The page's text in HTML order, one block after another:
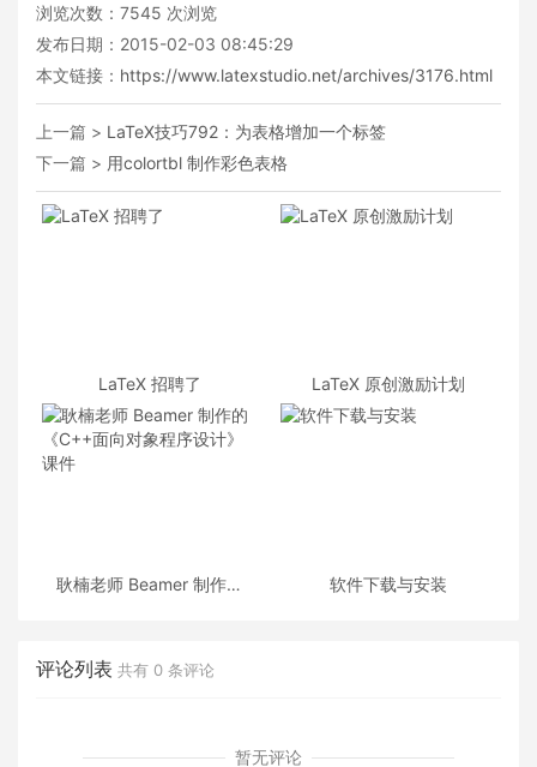
浏览次数： 7545 次浏览
发布日期：2015-02-03 08:45:29
本文链接： https://www.latexstudio.net/archives/3176.html
上一篇 > LaTeX技巧792：为表格增加一个标签
下一篇 > 用colortbl 制作彩色表格
LaTeX 招聘了 LaTeX 原创激励计划
耿楠老师 Beamer 制作的
软件下载与安装
评论列表 共有 0 条评论
暂无评论